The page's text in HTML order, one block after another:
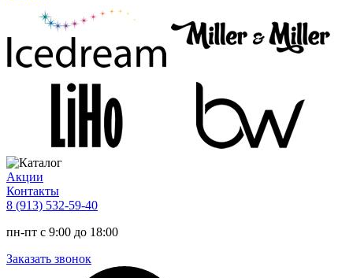
Акции
Контакты
8 (913) 532-59-40
пн-пт с 9:00 до 18:00
Заказать звонок